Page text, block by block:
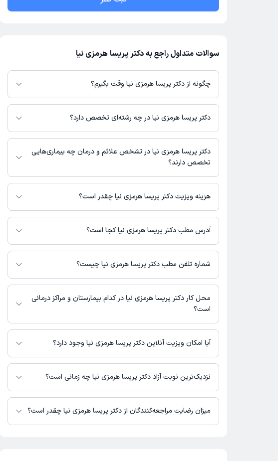
سوالات متداول راجع به دکتر پریسا هرمزی نیا
چگونه از دکتر پریسا هرمزی نیا وقت بگیرم؟
در صورتی کهدکتر پریسا هرمزی نیادارای پروفایل فعال و نوبت‌دهی باز در پلتفرم دکترتو
باشند، می‌توانید از طریق این پلتفرم برای دریافت نوبت اقدام کنید. در صورت فعال بودن
حضور در مطب، تصاویر پزشک، ساعات کاری و سایر اطلاعات مرتبط با خدمات پزشکی و
نوبت‌گیری ممکن است در پروفایل ایشان در دکترتو در دسترس باشد
دکتر پریسا هرمزی نیا در چه رشته‌ای تخصص دارد؟
دکتر پریسا هرمزی نیا در رشته‌های زیر (دندان پزشکی) تخصص دارند:
دندانپزشک
دکتر پریسا هرمزی نیا در تشخص علائم و درمان چه بیماری‌هایی
تخصص دارند؟
دکتر پریسا هرمزی نیا در تشخیص علائم و درمان بیماری‌های مرتبط با دندانپزشک فعالیت
می‌کنند.
هزینه ویزیت دکتر پریسا هرمزی نیا چقدر است؟
برای اطلاع از هزینه ویزیت دکتر پریسا هرمزی نیا، لازم است با مطب تماس بگیرید.
آدرس مطب دکتر پریسا هرمزی نیا کجا است؟
دکتر پریسا هرمزی نیا 1 مطب فعال دارند. آدرس مطب‌های دکتر پریسا هرمزی نیا به شرح
زیر است.
یک
شماره تلفن مطب دکتر پریسا هرمزی نیا چیست؟
مطب کیانپارس : 09162223610
محل کار دکتر پریسا هرمزی نیا در کدام بیمارستان و مراکز درمانی
است؟
دکتر پریسا هرمزی نیا در مراکز زیر فعالیت دارد:
درمانگاه دانشمند اهواز
آیا امکان ویزیت آنلاین دکتر پریسا هرمزی نیا وجود دارد؟
در حال حاضر اطلاعاتی درباره ارائه ویزیت آنلاین توسط دکتر پریسا هرمزی نیا در دسترس
نیست. برای دریافت اطلاعات دقیق‌تر، لطفاً با مطب تماس بگیرید.
نزدیک‌ترین نوبت آزاد دکتر پریسا هرمزی نیا چه زمانی است؟
دکتر پریسا هرمزی نیا از روز دوشنبه 19 مرداد 1405 بیمار جدید می‌پذیرند.
میزان رضایت مراجعه‌کنندگان از دکتر پریسا هرمزی نیا چقدر است؟